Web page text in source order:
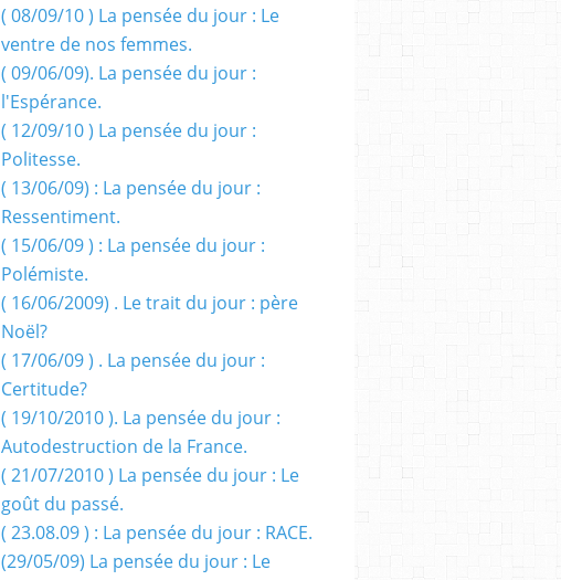
( 08/09/10 ) La pensée du jour : Le
ventre de nos femmes.
( 09/06/09). La pensée du jour :
l'Espérance.
( 12/09/10 ) La pensée du jour :
Politesse.
( 13/06/09) : La pensée du jour :
Ressentiment.
( 15/06/09 ) : La pensée du jour :
Polémiste.
( 16/06/2009) . Le trait du jour : père
Noël?
( 17/06/09 ) . La pensée du jour :
Certitude?
( 19/10/2010 ). La pensée du jour :
Autodestruction de la France.
( 21/07/2010 ) La pensée du jour : Le
goût du passé.
( 23.08.09 ) : La pensée du jour : RACE.
(29/05/09) La pensée du jour : Le